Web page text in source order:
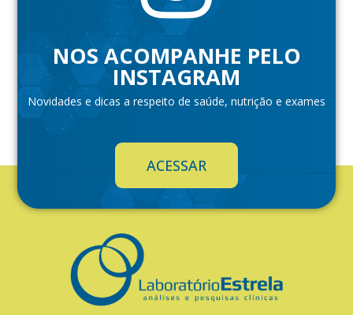
NOS ACOMPANHE PELO
INSTAGRAM
Novidades e dicas a respeito de saúde, nutrição e exames
ACESSAR